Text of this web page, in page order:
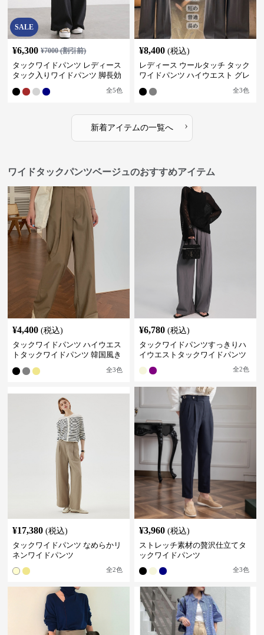
SALE
¥6,300 ¥7000(割引前)
タックワイドパンツ レディース
タック入りワイドパンツ 脚長効
全5色
¥8,400 (税込)
レディース ウールタッチ タック
ワイドパンツ ハイウエスト グレ
全3色
新着アイテムの一覧へ ›
ワイドタックパンツベージュのおすすめアイテム
¥4,400 (税込)
タックワイドパンツ ハイウエス
トタックワイドパンツ 韓国風き
全3色
¥6,780 (税込)
タックワイドパンツすっきりハ
イウエストタックワイドパンツ
全2色
¥17,380 (税込)
タックワイドパンツ なめらかリ
ネンワイドパンツ
全2色
¥3,960 (税込)
ストレッチ素材の贅沢仕立てタ
ックワイドパンツ
全3色